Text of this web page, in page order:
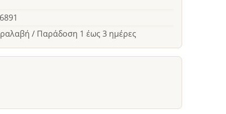
/ Παράδοση 1 έως 3 ημέρες